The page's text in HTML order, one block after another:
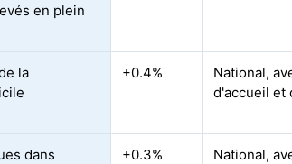
en plein
la
+0.4%
National,
d'accueil et
dans
+0.3%
National,